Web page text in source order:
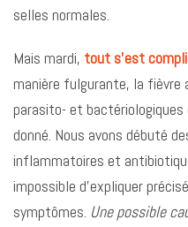
selles normales.
Mais mardi, tout s’est
manière fulgurante, la fièvre
parasito- et
donné. Nous avons débuté
inflammatoires et
impossible d’expliquer
symptômes. Une possible